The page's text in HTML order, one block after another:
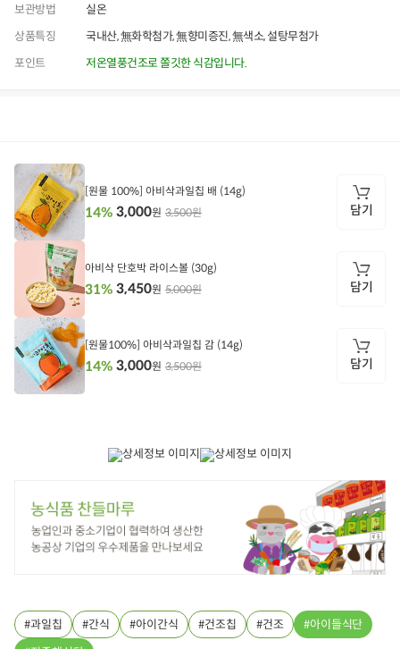
보관방법
실온
상품특징
국내산, 無화학첨가, 無향미증진, 無색소, 설탕무첨가
포인트
저온열풍건조로 쫄깃한 식감입니다.
상
품
보
담
[원물 100%] 아비삭과일칩 배 (14g)
3,500원
14% 3,000원 담기
담
기
아비삭 단호박 라이스볼 (30g)
5,000원
31% 3,450원 담기
담
[원물100%] 아비삭과일칩 감 (14g)
3,500원
14% 3,000원 담기
과일칩 간식 아이간식 건조칩 건조
아이들식단